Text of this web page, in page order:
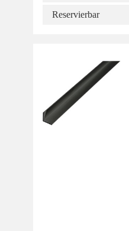
Reservierbar